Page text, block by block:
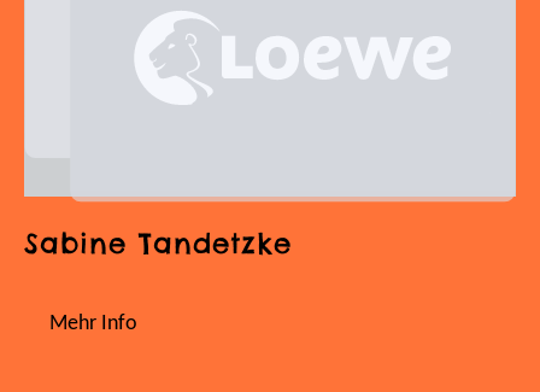
Sabine Tandetzke
Mehr Info